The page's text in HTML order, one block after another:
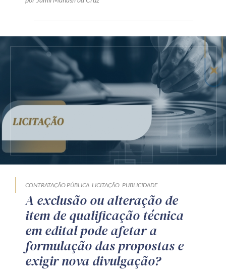
CONTRATAÇÃO PÚBLICA LICITAÇÃO PUBLICIDADE
A exclusão ou alteração de
item de qualificação técnica
em edital pode afetar a
formulação das propostas e
exigir nova divulgação?